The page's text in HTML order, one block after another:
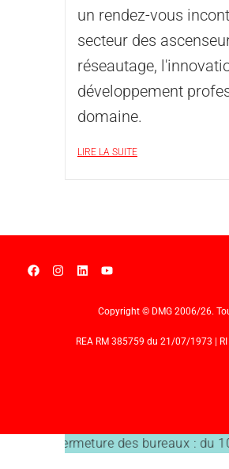
un rendez-vous
secteur des
réseautage,
développement
domaine.
LIRE LA SUITE
Copyright © DMG 2006/26.
REA RM 385759 du 21/07/1973 |
de fermeture des bureaux : du